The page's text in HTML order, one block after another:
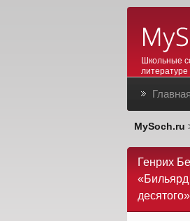
Школьные
литературе
Главная
MySoch.ru
Генрих
десятого»